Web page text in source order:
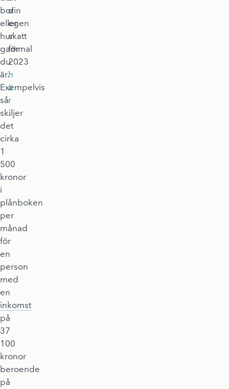
bor
eller
hur
gammal
du
är.
Exempelvis
så
skiljer
det
cirka
1
500
kronor
i
plånboken
per
månad
för
en
person
med
en
inkomst
på
37
100
kronor
beroende
på
din
egen
skatt
för
2023
h
ä
r
.